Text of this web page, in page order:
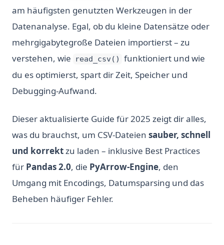
am häufigsten genutzten Werkzeugen in der
Datenanalyse. Egal, ob du kleine Datensätze oder
mehrgigabytegroße Dateien importierst – zu
verstehen, wie
read_csv()
funktioniert und wie
du es optimierst, spart dir Zeit, Speicher und
Debugging-Aufwand.
Dieser aktualisierte Guide für 2025 zeigt dir alles,
was du brauchst, um CSV-Dateien sauber, schnell
und korrektzu laden – inklusive Best Practices
für Pandas 2.0, die PyArrow-Engine, den
Umgang mit Encodings, Datumsparsing und das
Beheben häufiger Fehler.